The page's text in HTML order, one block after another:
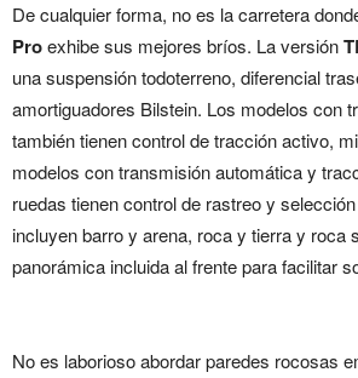
De cualquier forma, no es la carretera
Proexhibe sus mejores bríos. La versión
una suspensión todoterreno, diferencial
amortiguadores Bilstein. Los modelos con
también tienen control de tracción activo,
modelos con transmisión automática y
ruedas tienen control de rastreo y
incluyen barro y arena, roca y tierra y roca
panorámica incluida al frente para facilitar
No es laborioso abordar paredes rocosas